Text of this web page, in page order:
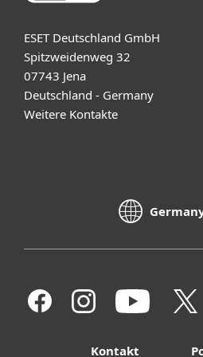
ESET Deutschland GmbH
Spitzweidenweg 32
07743 Jena
Deutschland - Germany
Weitere Kontakte
Kontakt